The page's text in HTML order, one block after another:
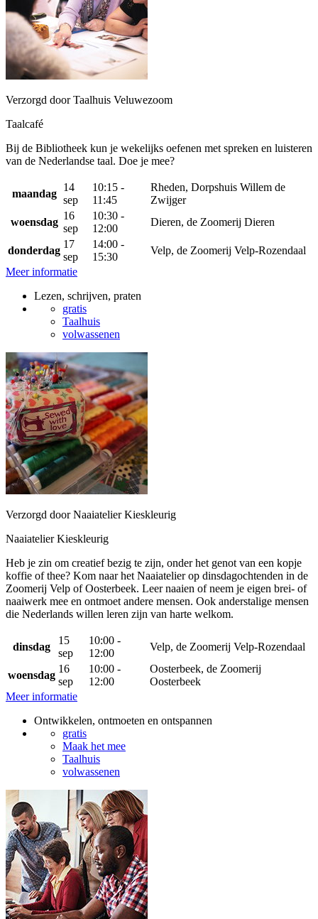
Verzorgd door Taalhuis Veluwezoom
Taalcafé
Bij de Bibliotheek kun je wekelijks oefenen met spreken en luisteren
van de Nederlandse taal. Doe je mee?
maandag
14
sep
10:15 -
11:45
Rheden, Dorpshuis Willem de
Zwijger
woensdag
16
sep
10:30 -
12:00
Dieren, de Zoomerij Dieren
donderdag
17
sep
14:00 -
15:30
Velp, de Zoomerij Velp-Rozendaal
Meer informatie
Lezen, schrijven, praten
gratis
Taalhuis
volwassenen
Verzorgd door Naaiatelier Kieskleurig
Naaiatelier Kieskleurig
Heb je zin om creatief bezig te zijn, onder het genot van een kopje
koffie of thee? Kom naar het Naaiatelier op dinsdagochtenden in de
Zoomerij Velp of Oosterbeek. Leer naaien of neem je eigen brei- of
naaiwerk mee en ontmoet andere mensen. Ook anderstalige mensen
die Nederlands willen leren zijn van harte welkom.
dinsdag
15
sep
10:00 -
12:00
Velp, de Zoomerij Velp-Rozendaal
woensdag
16
sep
10:00 -
12:00
Oosterbeek, de Zoomerij
Oosterbeek
Meer informatie
Ontwikkelen, ontmoeten en ontspannen
gratis
Maak het mee
Taalhuis
volwassenen